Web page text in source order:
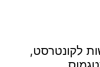
לקונטרסט,